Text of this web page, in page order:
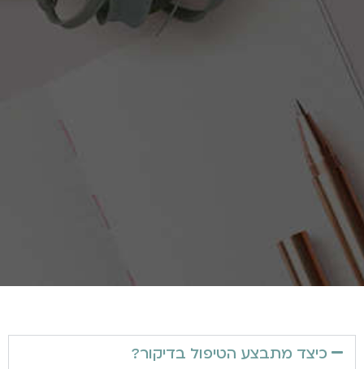
כיצד מתבצע הטיפול בדיקור?